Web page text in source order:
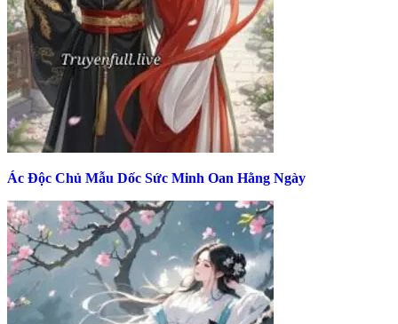
Ác Độc Chủ Mẫu Dốc Sức Minh Oan Hằng Ngày